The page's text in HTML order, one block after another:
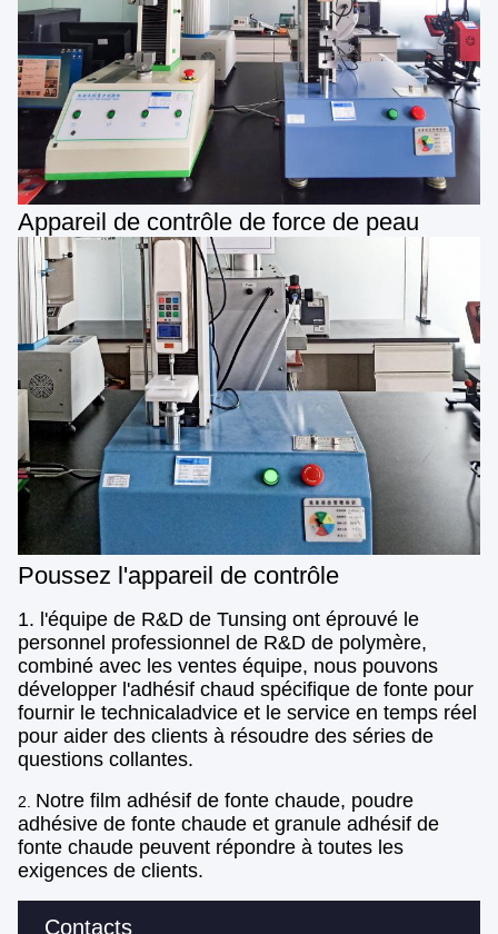
Contacts
Appareil de contrôle de force de peau
Poussez l'appareil de contrôle
1. l'équipe de R&D de Tunsing ont éprouvé le
personnel professionnel de R&D de polymère,
combiné avec les ventes équipe, nous pouvons
développer l'adhésif chaud spécifique de fonte pour
fournir le technicaladvice et le service en temps réel
pour aider des clients à résoudre des séries de
questions collantes.
2. Notre film adhésif de fonte chaude, poudre
adhésive de fonte chaude et granule adhésif de
fonte chaude peuvent répondre à toutes les
exigences de clients.